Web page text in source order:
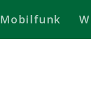
Mobilfunk